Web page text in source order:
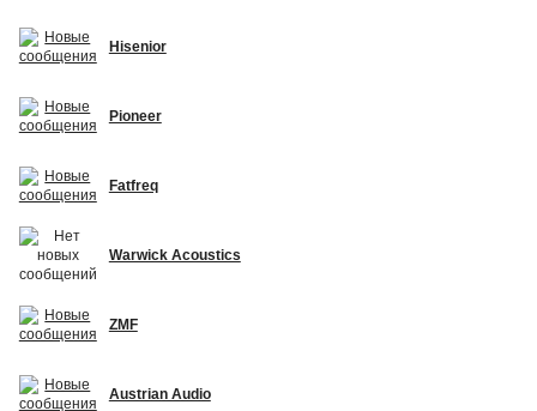
Hisenior
Pioneer
Fatfreq
Warwick Acoustics
ZMF
Austrian Audio